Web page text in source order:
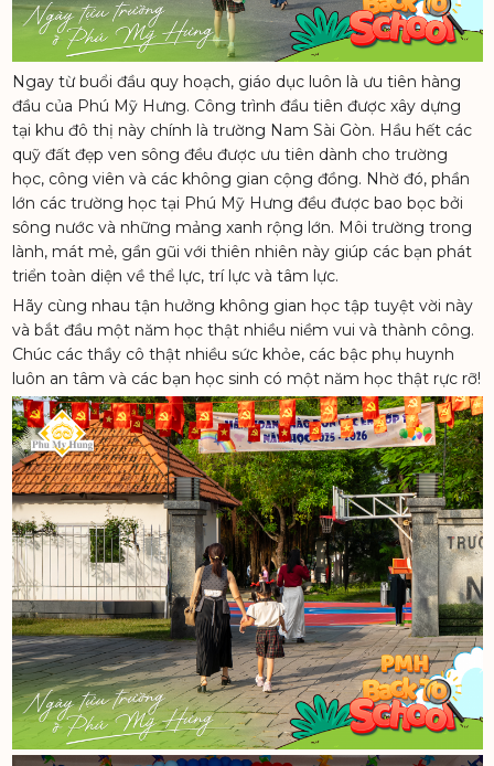
Ngay từ buổi đầu quy hoạch, giáo dục luôn là ưu tiên hàng
đầu của Phú Mỹ Hưng. Công trình đầu tiên được xây dựng
tại khu đô thị này chính là trường Nam Sài Gòn. Hầu hết các
quỹ đất đẹp ven sông đều được ưu tiên dành cho trường
học, công viên và các không gian cộng đồng. Nhờ đó, phần
lớn các trường học tại Phú Mỹ Hưng đều được bao bọc bởi
sông nước và những mảng xanh rộng lớn. Môi trường trong
lành, mát mẻ, gần gũi với thiên nhiên này giúp các bạn phát
triển toàn diện về thể lực, trí lực và tâm lực.
Hãy cùng nhau tận hưởng không gian học tập tuyệt vời này
và bắt đầu một năm học thật nhiều niềm vui và thành công.
Chúc các thầy cô thật nhiều sức khỏe, các bậc phụ huynh
luôn an tâm và các bạn học sinh có một năm học thật rực rỡ!